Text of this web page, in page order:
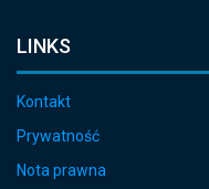
LINKS
Kontakt
Prywatność
Nota prawna